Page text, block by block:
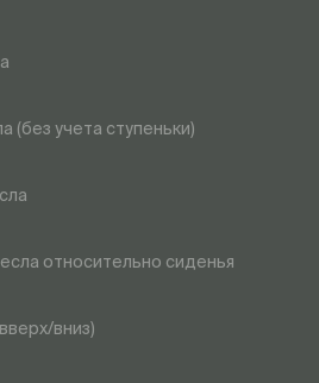
(без учета ступеньки)
относительно сиденья
вниз)